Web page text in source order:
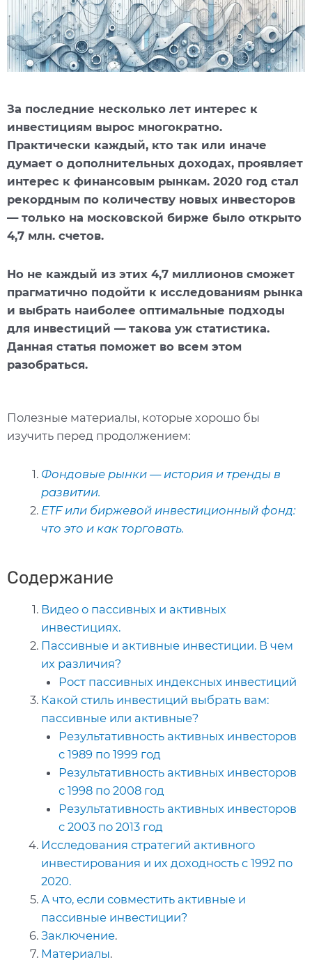
За последние несколько лет интерес к
инвестициям вырос многократно.
Практически каждый, кто так или иначе
думает о дополнительных доходах, проявляет
интерес к финансовым рынкам. 2020 год стал
рекордным по количеству новых инвесторов
— только на московской бирже было открыто
4,7 млн. счетов.
Но не каждый из этих 4,7 миллионов сможет
прагматично подойти к исследованиям рынка
и выбрать наиболее оптимальные подходы
для инвестиций — такова уж статистика.
Данная статья поможет во всем этом
разобраться.
Полезные материалы, которые хорошо бы
изучить перед продолжением:
Фондовые рынки — история и тренды в
развитии.
ETF или биржевой инвестиционный фонд:
что это и как торговать.
Содержание
Видео о пассивных и активных
инвестициях.
Пассивные и активные инвестиции. В чем
их различия?
Рост пассивных индексных инвестиций
Какой стиль инвестиций выбрать вам:
пассивные или активные?
Результативность активных инвесторов
с 1989 по 1999 год
Результативность активных инвесторов
с 1998 по 2008 год
Результативность активных инвесторов
с 2003 по 2013 год
Исследования стратегий активного
инвестирования и их доходность с 1992 по
2020.
А что, если совместить активные и
пассивные инвестиции?
Заключение.
Материалы.